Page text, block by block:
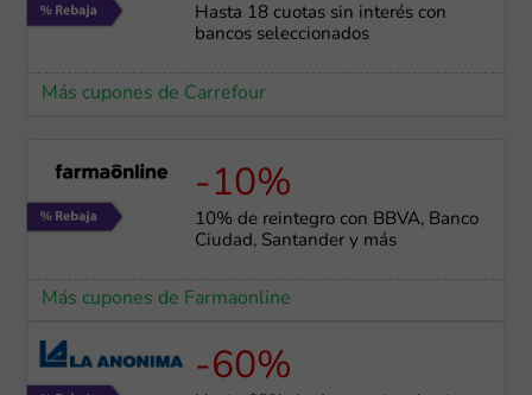
Hasta 18 cuotas sin interés con
bancos seleccionados
Más cupones de Carrefour
-10%
10% de reintegro con BBVA, Banco
Ciudad, Santander y más
Más cupones de Farmaonline
-60%